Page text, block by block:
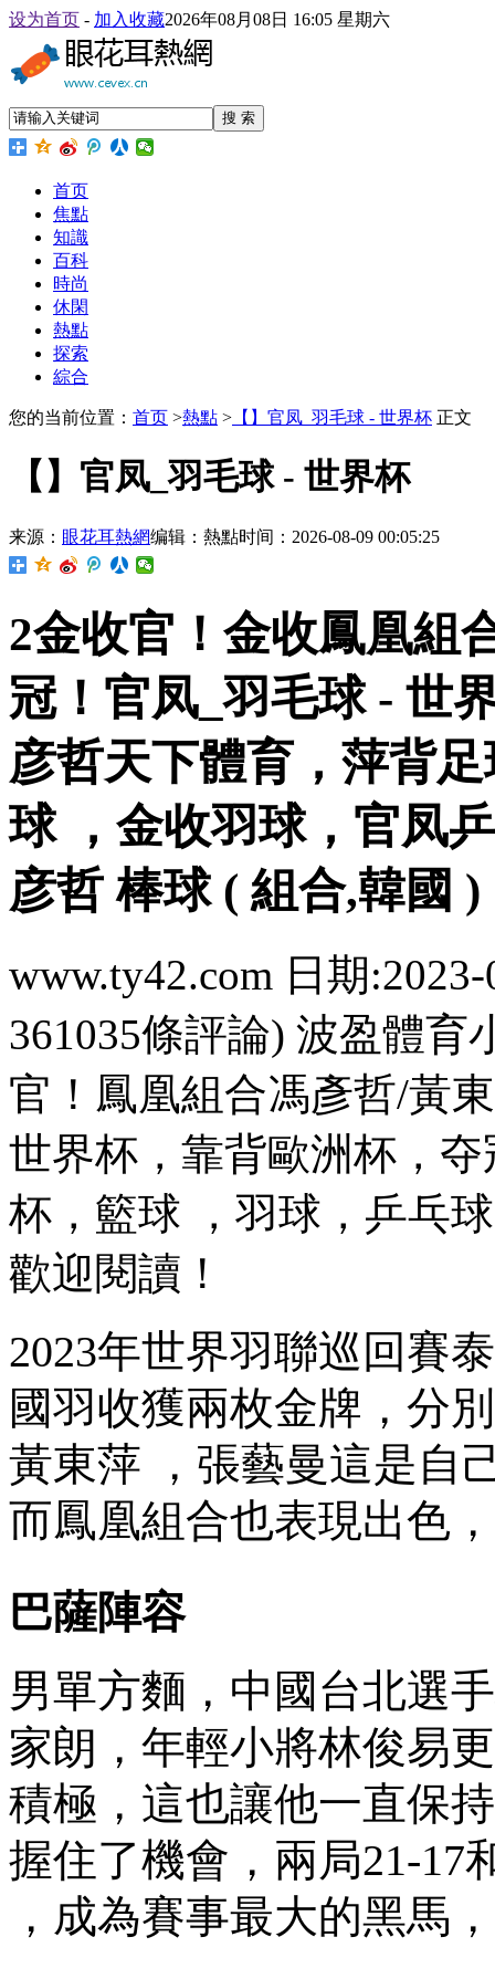
设为首页 - 加入收藏2026年08月08日 16:05 星期六
搜 索
首页
焦點
知識
百科
時尚
休閑
熱點
探索
綜合
您的当前位置： 首页 >熱點 > 【】官凤_羽毛球 - 世界杯 正文
【】官凤_羽毛球 - 世界杯
来源： 眼花耳熱網编辑：熱點时间：2026-08-09 00:05:25
2金收官！金收鳳凰
冠！官凤_羽毛球 - 世
彦哲天下體育，萍背
球 ，金收羽球，官凤
彦哲 棒球 ( 組合,韓國 )
www.ty42.com 日期
361035條評論) 波盈體育
官！鳳凰組合馮彥哲/
世界杯，靠背歐洲杯，
杯，籃球 ，羽球，乒
歡迎閱讀 ！
2023年世界羽聯巡回賽泰
國羽收獲兩枚金牌，
黃東萍 ，張藝曼這是自
而鳳凰組合也表現出色
巴薩陣容
男單方麵 ，中國台北選
家朗，年輕小將林俊易
積極，這也讓他一直保
握住了機會，兩局21-17
，成為賽事最大的黑馬，